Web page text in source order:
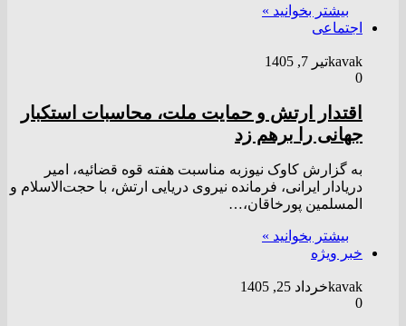
بیشتر بخوانید »
اجتماعی
kavakتیر 7, 1405
0
اقتدار ارتش و حمایت ملت، محاسبات استکبار
جهانی را برهم زد
به گزارش کاوک نیوزبه مناسبت هفته قوه قضائیه، امیر
دریادار ایرانی، فرمانده نیروی دریایی ارتش، با حجت‌الاسلام و
المسلمین پورخاقان،…
بیشتر بخوانید »
خبر ویژه
kavakخرداد 25, 1405
0